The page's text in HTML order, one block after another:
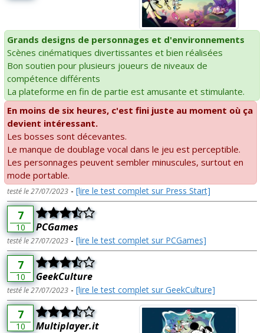
Grands designs de personnages et d'environnements
Scènes cinématiques divertissantes et bien réalisées
Bon soutien pour plusieurs joueurs de niveaux de
compétence différents
La plateforme en fin de partie est amusante et stimulante.
En moins de six heures, c'est fini juste au moment où ça
devient intéressant.
Les bosses sont décevantes.
Le manque de doublage vocal dans le jeu est perceptible.
Les personnages peuvent sembler minuscules, surtout en
mode portable.
testé le 27/07/2023 - [lire le test complet sur Press Start]
7
10 PCGames
testé le 27/07/2023 - [lire le test complet sur PCGames]
7
10 GeekCulture
testé le 27/07/2023 - [lire le test complet sur GeekCulture]
7
10 Multiplayer.it